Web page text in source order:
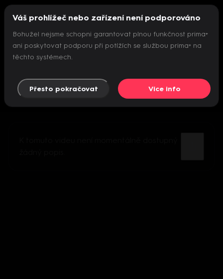
Nepodařilo se inicializovat přehrávač
Váš prohlížeč nebo zařízení není podporováno
Bohužel nejsme schopni garantovat plnou funkčnost prima+
ani poskytovat podporu při potížích se službou prima+ na
těchto systémech.
Přesto pokračovat Více info